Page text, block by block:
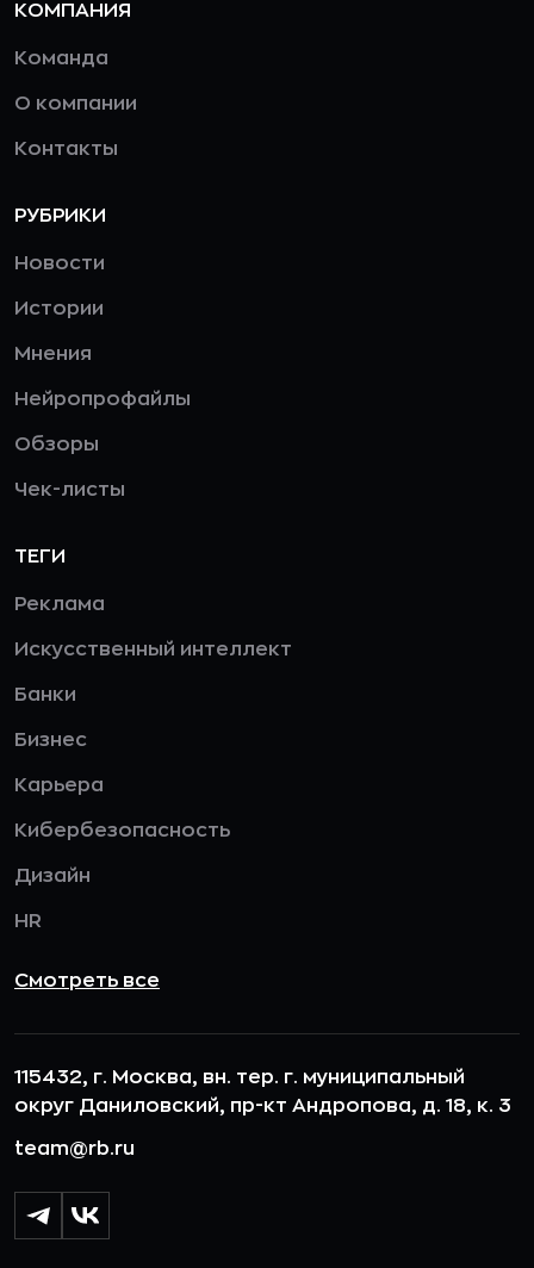
КОМПАНИЯ
Команда
О компании
Контакты
РУБРИКИ
Новости
Истории
Мнения
Нейропрофайлы
Обзоры
Чек-листы
ТЕГИ
Реклама
Искусственный интеллект
Банки
Бизнес
Карьера
Кибербезопасность
Дизайн
HR
Смотреть все
115432, г. Москва, вн. тер. г. муниципальный
округ Даниловский, пр-кт Андропова, д. 18, к. 3
team@rb.ru